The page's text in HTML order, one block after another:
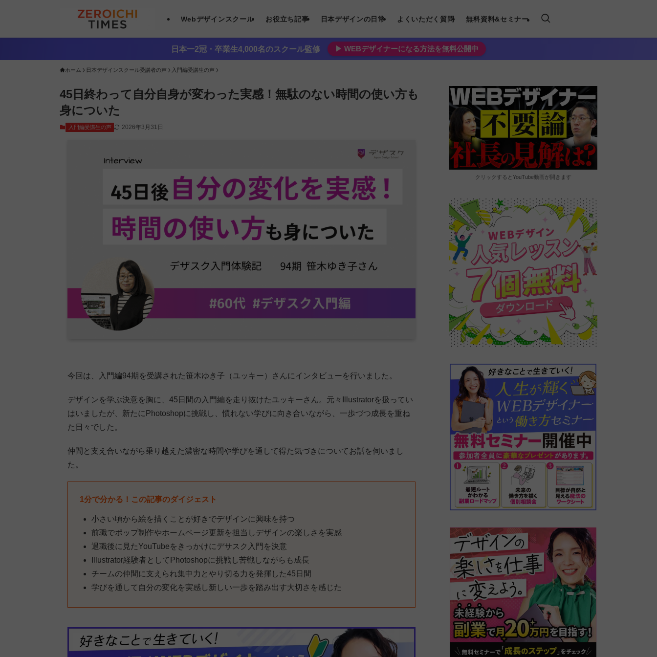
Webデザインスクール お役立ち記事 日本デザインの日常 よくいただく質問 無料資料&セミナー
日本一2冠・卒業生4,000名のスクール監修 ▶︎ WEBデザイナーになる方法を無料公開中
ホーム 日本デザインスクール受講者の声 入門編受講生の声
45日終わって自分自身が変わった実感！無駄のない時間の使い方も
身についた
入門編受講生の声 2026年3月31日
今回は、入門編94期を受講された笹木ゆき子（ユッキー）さんにインタビューを行いました。
デザインを学ぶ決意を胸に、45日間の入門編を走り抜けたユッキーさん。元々Illustratorを扱ってい
はいましたが、新たにPhotoshopに挑戦し、慣れない学びに向き合いながら、一歩づつ成長を重ね
た日々でした。
仲間と支え合いながら乗り越えた濃密な時間や学びを通して得た気づきについてお話を伺いまし
た。
1分で分かる！この記事のダイジェスト
小さい頃から絵を描くことが好きでデザインに興味を持つ
前職でポップ制作やホームページ更新を担当しデザインの楽しさを実感
退職後に見たYouTubeをきっかけにデサスク入門を決意
Illustrator経験者としてPhotoshopに挑戦し苦戦しながらも成長
チームの仲間に支えられ集中力とやり切る力を発揮した45日間
学びを通して自分の変化を実感し新しい一歩を踏み出す大切さを感じた
クリックするとYouTube動画が開きます